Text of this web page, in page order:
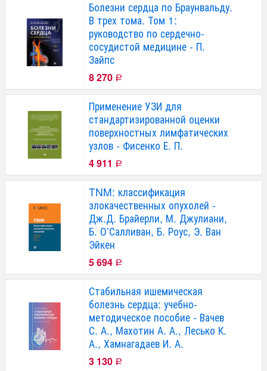
Болезни сердца по Браунвальду.
В трех тома. Том 1:
руководство по сердечно-
сосудистой медицине - П.
Зайпс
8 270 Р
Применение УЗИ для
стандартизированной оценки
поверхностных лимфатических
узлов - Фисенко Е. П.
4 911 Р
TNM: классификация
злокачественных опухолей -
Дж.Д. Брайерли, М. Джулиани,
Б. О’Салливан, Б. Роус, Э. Ван
Эйкен
5 694 Р
Стабильная ишемическая
болезнь сердца: учебно-
методическое пособие - Вачев
С. А., Махотин А. А., Лесько К.
А., Хамнагадаев И. А.
3 130 Р